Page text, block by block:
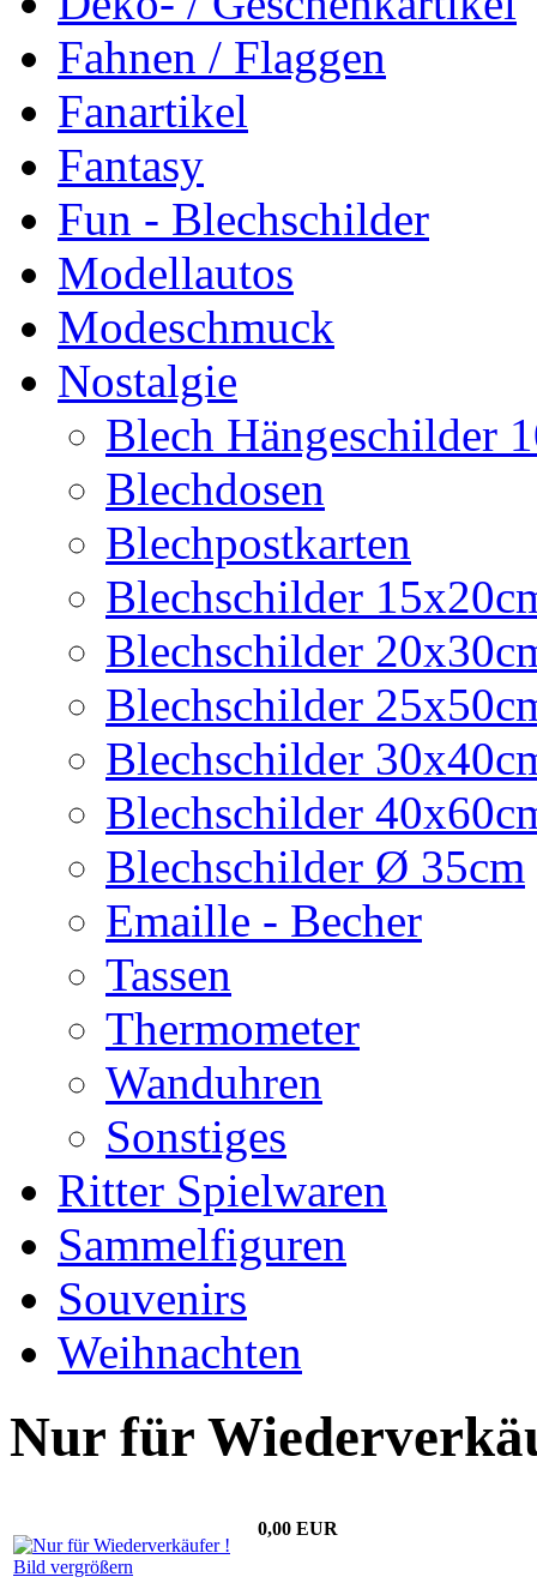
Fahnen / Flaggen
Fanartikel
Fantasy
Fun - Blechschilder
Modellautos
Modeschmuck
Nostalgie
Blech Hängeschilder
Blechdosen
Blechpostkarten
Blechschilder
Blechschilder
Blechschilder
Blechschilder
Blechschilder
Blechschilder Ø 35cm
Emaille - Becher
Tassen
Thermometer
Wanduhren
Sonstiges
Ritter Spielwaren
Sammelfiguren
Souvenirs
Weihnachten
Nur für
Bild vergrößern
0,00 EUR